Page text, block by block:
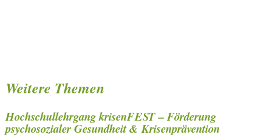
Weitere Themen
Hochschullehrgang krisenFEST – Förderung
psychosozialer Gesundheit & Krisenprävention